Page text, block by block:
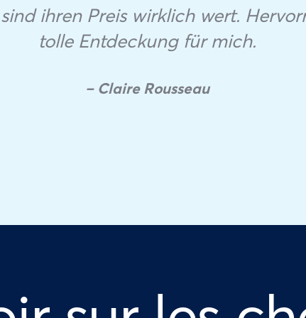
ihren Preis wirklich wert.
tolle Entdeckung für mich.
– Claire Rousseau